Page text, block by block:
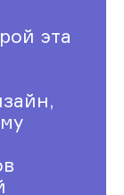
эта